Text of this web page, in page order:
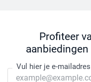
Profiteer
Vul hier je e-